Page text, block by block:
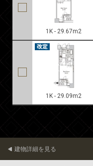
1K - 29.67m2
1K - 29.09m2
建物詳細を見る